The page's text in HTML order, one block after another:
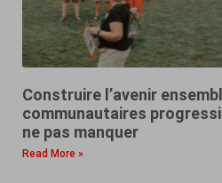
Construire l’avenir
communautaires
ne pas manquer
Read More »